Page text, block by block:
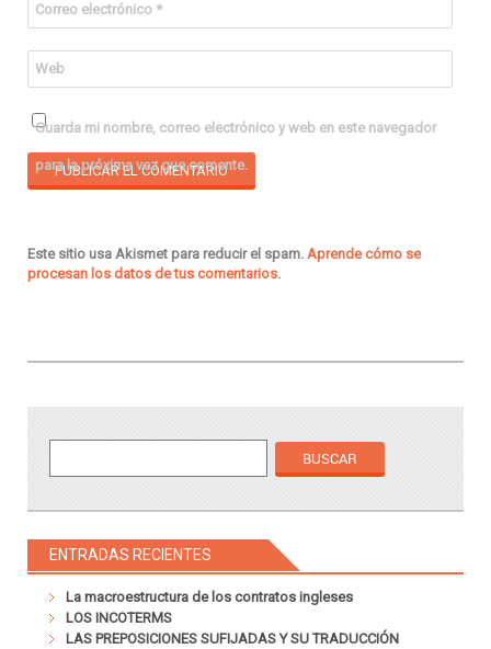
Correo electrónico *
Web
Guarda mi nombre, correo electrónico y web en este navegador
para la próxima vez que comente.
Este sitio usa Akismet para reducir el spam. Aprende cómo se
procesan los datos de tus comentarios.
ENTRADAS RECIENTES
La macroestructura de los contratos ingleses
LOS INCOTERMS
LAS PREPOSICIONES SUFIJADAS Y SU TRADUCCIÓN